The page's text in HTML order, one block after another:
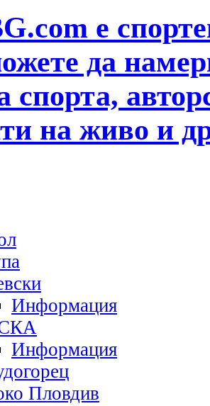
е
да
спорта,
на живо и
Информация
Информация
Пловдив